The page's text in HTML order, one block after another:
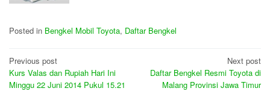
Posted in Bengkel Mobil Toyota, Daftar Bengkel
Post
navigation
Previous post
Kurs Valas dan Rupiah Hari Ini
Minggu 22 Juni 2014 Pukul 15.21
Next post
Daftar Bengkel Resmi Toyota di
Malang Provinsi Jawa Timur